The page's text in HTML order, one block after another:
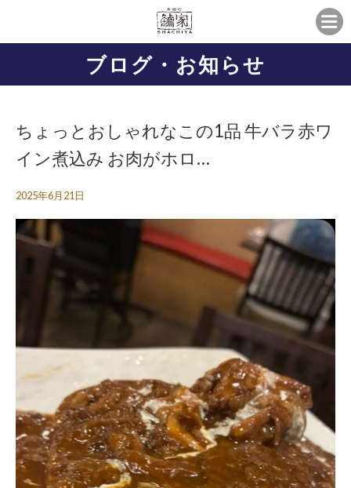
ブログ・お知らせ
ちょっとおしゃれなこの1品 牛バラ赤ワ
イン煮込み お肉がホロ…
2025年6月21日